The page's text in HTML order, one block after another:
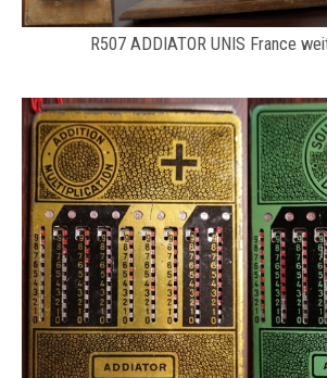
R507 ADDIATOR UNIS France